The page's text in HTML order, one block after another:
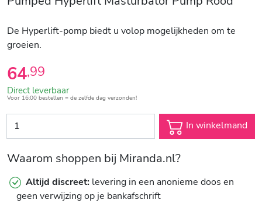
De Hyperlift-pomp biedt u volop mogelijkheden om te
groeien.
64,99
Direct leverbaar
Voor 16:00 bestellen = de zelfde dag verzonden!
In winkelmand
Waarom shoppen bij Miranda.nl?
Altijd discreet: levering in een anonieme doos en
geen verwijzing op je bankafschrift